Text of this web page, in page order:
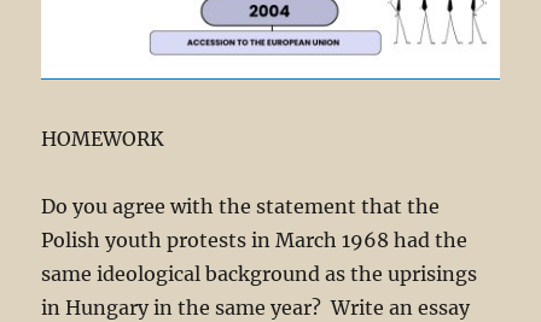
HOMEWORK
Do you agree with the statement that the
Polish youth protests in March 1968 had the
same ideological background as the uprisings
in Hungary in the same year? Write an essay